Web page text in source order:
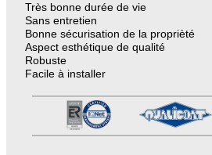
Très bonne durée de vie
Sans entretien
Bonne sécurisation de la proprièté
Aspect esthétique de qualité
Robuste
Facile à installer